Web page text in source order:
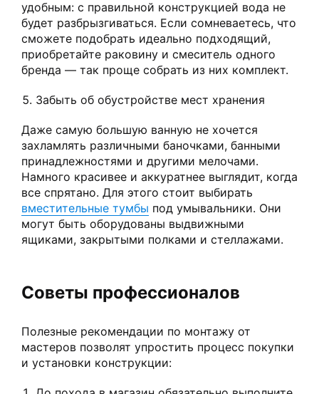
удобным: с правильной конструкцией вода не
будет разбрызгиваться. Если сомневаетесь, что
сможете подобрать идеально подходящий,
приобретайте раковину и смеситель одного
бренда — так проще собрать из них комплект.
Забыть об обустройстве мест хранения
Даже самую большую ванную не хочется
захламлять различными баночками, банными
принадлежностями и другими мелочами.
Намного красивее и аккуратнее выглядит, когда
все спрятано. Для этого стоит выбирать
вместительные тумбы под умывальники. Они
могут быть оборудованы выдвижными
ящиками, закрытыми полками и стеллажами.
Советы профессионалов
Полезные рекомендации по монтажу от
мастеров позволят упростить процесс покупки
и установки конструкции: